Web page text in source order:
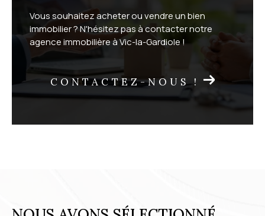
Vous souhaitez acheter ou vendre un bien
immobilier ? N'hésitez pas à contacter notre
agence immobilière à Vic-la-Gardiole !
CONTACTEZ-NOUS !